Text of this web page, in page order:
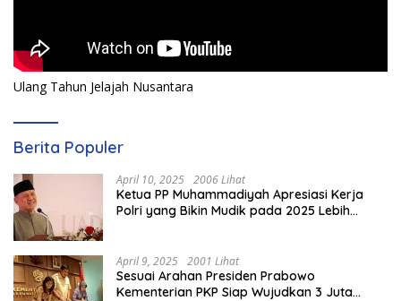
Ulang Tahun Jelajah Nusantara
Berita Populer
April 10, 2025 2006 Lihat
Ketua PP Muhammadiyah Apresiasi Kerja
Polri yang Bikin Mudik pada 2025 Lebih
April 9, 2025 2001 Lihat
Sesuai Arahan Presiden Prabowo
Kementerian PKP Siap Wujudkan 3 Juta